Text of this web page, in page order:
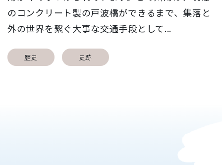
のコンクリート製の戸波橋ができるまで、集落と
外の世界を繋ぐ大事な交通手段として...
歴史 史跡